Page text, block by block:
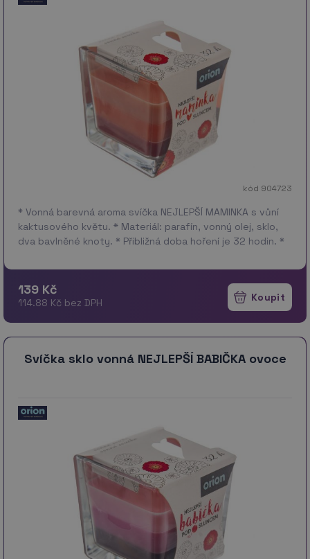
kód 904723
* Vonná barevná aroma svíčka NEJLEPŠÍ MAMINKA s vůní
kaktusového květu. * Materiál: parafín, vonný olej, sklo,
dva bavlněné knoty. * Přibližná doba hoření je 32 hodin. *
139 Kč
114.88 Kč bez DPH
Svíčka sklo vonná NEJLEPŠÍ BABIČKA ovoce